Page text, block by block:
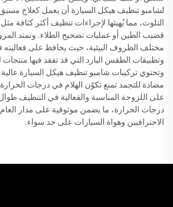
لشامبو تنظيف هيكل السيارة أن يعمل كعلاج
التلوث، مما يُهيئها لإجراءات تنظيف أكثر كثافة
قضيب الطين أو عمليات تصحيح الطلاء. وتمتد
مختلف الظروف البيئية، حيث يحافظ على
وتطبيقات الطقس البارد التي قد تفقد فيها منتجات
وتحتوي تركيبات شامبو تنظيف هيكل السيارة
مضادة للتجمد تمنع تكوّن الهلام في درجات
على اللزوجة المناسبة والفعالية في التنظيف
درجات الحرارة، ما يضمن موثوقية على مدار
الاحترافيين وهواة السيارات على حد سواء.